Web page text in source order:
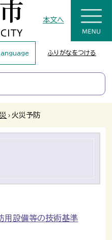
本文へ
ふりがなをつける
› 火災予防
用設備等の技術基準